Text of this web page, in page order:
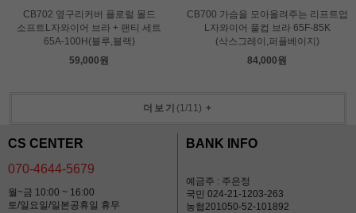
CB702 옆구리커버 플로럴 몰드
소프트L자와이어 브라 + 팬티 세트
65A-100H(블루,블랙)
59,000원
CB700 가슴을 모아올려주는 리프트업
L자와이어 풀컵 브라 65F-85K
(삭스그레이,퍼플베이지)
84,000원
더보기 (1/11) +
CS CENTER
070-4644-5679
월~금 10:00 ~ 16:00
토/일요일/일본공휴일 휴무
BANK INFO
예금주 : 주은정
국민 024-21-1203-263
농협201050-52-101892